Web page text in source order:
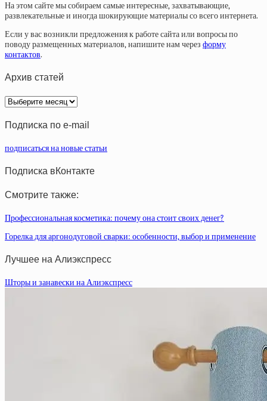
На этом сайте мы собираем самые интересные, захватывающие,
развлекательные и иногда шокирующие материалы со всего интернета.
Если у вас возникли предложения к работе сайта или вопросы по
поводу размещенных материалов, напишите нам через форму
контактов.
Архив статей
Архив
статей
Подписка по e-mail
подписаться на новые статьи
Подписка вКонтакте
Смотрите также:
Профессиональная косметика: почему она стоит своих денег?
Горелка для аргонодуговой сварки: особенности, выбор и применение
Лучшее на Алиэкспресс
Шторы и занавески на Алиэкспресс